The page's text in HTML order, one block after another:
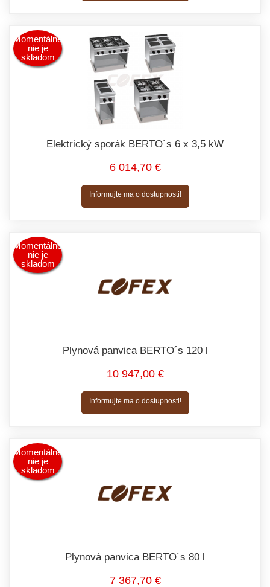
Momentálne
nie je
skladom
Elektrický sporák BERTO´s 6 x 3,5 kW
6 014,70 €
Informujte ma o dostupnosti!
Momentálne
nie je
skladom
Plynová panvica BERTO´s 120 l
10 947,00 €
Informujte ma o dostupnosti!
Momentálne
nie je
skladom
Plynová panvica BERTO´s 80 l
7 367,70 €